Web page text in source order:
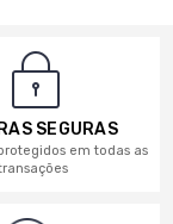
SEGURAS
em todas as